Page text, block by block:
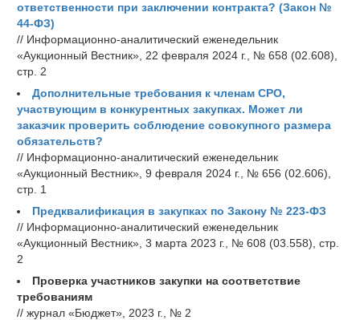
ответственности при заключении контракта? (Закон №
44-ФЗ)
// Информационно-аналитический еженедельник
«Аукционный Вестник», 22 февраля 2024 г., № 658 (02.608),
стр. 2
Дополнительные требования к членам СРО,
участвующим в конкурентных закупках. Может ли
заказчик проверить соблюдение совокупного размера
обязательств?
// Информационно-аналитический еженедельник
«Аукционный Вестник», 9 февраля 2024 г., № 656 (02.606),
стр. 1
Предквалификация в закупках по Закону № 223-ФЗ
// Информационно-аналитический еженедельник
«Аукционный Вестник», 3 марта 2023 г., № 608 (03.558), стр.
2
Проверка участников закупки на соответствие
требованиям
// журнал «Бюджет», 2023 г., № 2